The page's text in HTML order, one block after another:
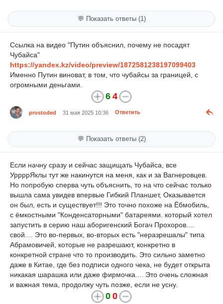
💬 Показать ответы (1)
Ссылка на видео "Путин объяснил, почему не посадят
Чубайса"
https://yandex.kz/video/preview/1872581238197099403
Именно Путин виноват, в том, что чубайсы за границей, с
огромными деньгами.
6 4
prostoded 31 мая 2025 10:36 Ответить
💬 Показать ответы (2)
Если начну сразу и сейчас защищать Чубайса, все
УррррЯклы тут же накинутся на меня, как и за Вагнеровцев.
Но попробую сперва чуть объяснить, то на что сейчас только
вышла сама увидев впервые Гибкий Планшет, Оказывается
он был, есть и существует!!! Это точно похоже на Ёбмобиль,
с ёмкостными "Конденсаторными" батареями. который хотел
запустить в серию наш аборигенский Богач Прохоров....
свой.... Это во-первых, во-вторых есть "неразрешалы" типа
Абрамовичей, которые не разрешают, конкретно в
конкретной стране что то производить. Это сильно заметно
даже в Китае, где без подписи одного чека, не будет открыта
никакая шарашка или даже фирмочка.... Это очень сложная
и важная тема, продолжу чуть позже, если не усну.
0 0